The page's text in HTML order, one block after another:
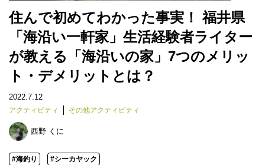
住んで初めてわかった事実！ 福井県
「海沿い一軒家」生活経験者ライター
が教える「海沿いの家」7つのメリッ
ト・デメリットとは？
2022.7.12
アクティビティ その他アクティビティ
西野 くに
#海釣り #シーカヤック